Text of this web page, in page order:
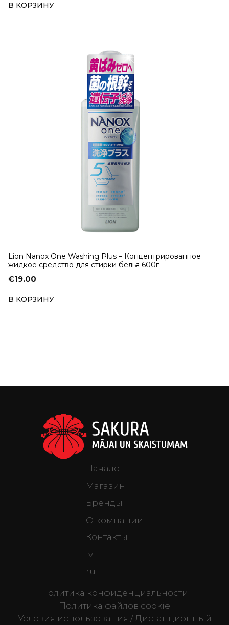
В КОРЗИНУ
Lion Nanox One Washing Plus – Концентрированное
жидкое средство для стирки белья 600г
€19.00
В КОРЗИНУ
Начало
Магазин
Бренды
О компании
Контакты
lv
ru
Политика конфиденциальности
Политика файлов cookie
Условия использования / Дистанционный